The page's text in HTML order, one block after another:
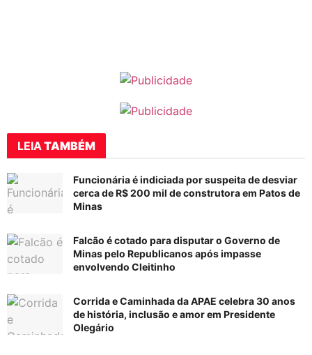
LEIATAMBÉM
Funcionária é indiciada por suspeita de desviar
cerca de R$ 200 mil de construtora em Patos de
Minas
Falcão é cotado para disputar o Governo de
Minas pelo Republicanos após impasse
envolvendo Cleitinho
Corrida e Caminhada da APAE celebra 30 anos
de história, inclusão e amor em Presidente
Olegário